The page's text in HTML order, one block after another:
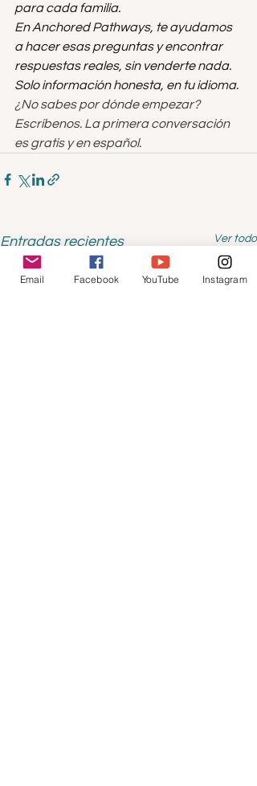
para cada familia.
En Anchored Pathways, te ayudamos
a hacer esas preguntas y encontrar
respuestas reales, sin venderte nada.
Solo información honesta, en tu idioma.
¿No sabes por dónde empezar?
Escríbenos. La primera conversación
es gratis y en español.
Entradas recientes Ver todo
Email Facebook YouTube Instagram